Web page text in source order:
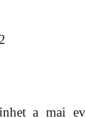
a mai